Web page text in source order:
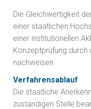
Die Gleichwertigkeit
einer staatlichen
einer institutionellen
Konzeptprüfung
nachweisen.
Verfahrensablauf
Die staatliche
zuständigen Stelle